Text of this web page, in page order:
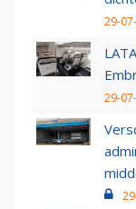
29-
29-